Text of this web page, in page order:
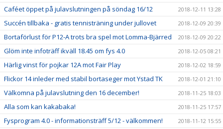
Caféet öppet på julavslutningen på söndag 16/12 2018-12-11 13:28
Succén tillbaka - gratis tennisträning under jullovet 2018-12-09 20:39
Bortaförlust för P12-A trots bra spel mot Lomma-Bjärred 2018-12-09 20:22
Glöm inte infoträff ikväll 18.45 om fys 4.0 2018-12-05 08:21
Härlig vinst för pojkar 12A mot Fair Play 2018-12-02 18:59
Flickor 14 inleder med stabil bortaseger mot Ystad TK 2018-12-01 21:10
Välkomna på julavslutning den 16 december! 2018-11-25 18:03
Alla som kan kakabaka! 2018-11-25 17:57
Fysprogram 4.0 - informationsträff 5/12 - välkommen! 2018-11-12 15:55